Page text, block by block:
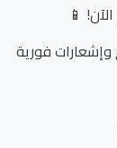
📱
فورية